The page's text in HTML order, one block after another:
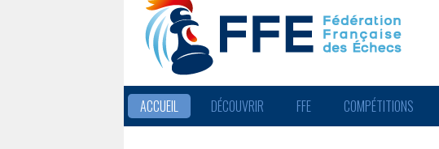
ACCUEIL DÉCOUVRIR FFE COMPÉTITIONS